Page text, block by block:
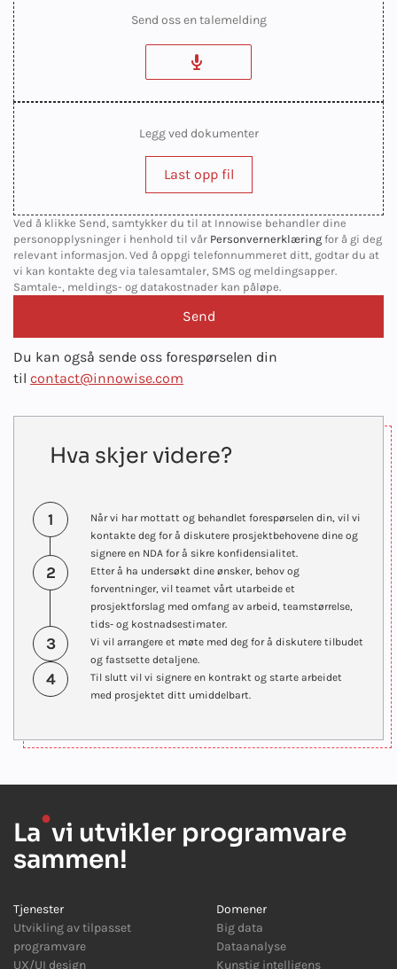
Send oss en talemelding
Legg ved dokumenter
Last opp fil
Ved å klikke Send, samtykker du til at Innowise behandler dine
personopplysninger i henhold til vår Personvernerklæring for å gi deg
relevant informasjon. Ved å oppgi telefonnummeret ditt, godtar du at
vi kan kontakte deg via talesamtaler, SMS og meldingsapper.
Samtale-, meldings- og datakostnader kan påløpe.
Du kan også sende oss forespørselen din
til contact@innowise.com
Hva skjer videre?
1
Når vi har mottatt og behandlet forespørselen din, vil vi
kontakte deg for å diskutere prosjektbehovene dine og
signere en NDA for å sikre konfidensialitet.
2
Etter å ha undersøkt dine ønsker, behov og
forventninger, vil teamet vårt utarbeide et
prosjektforslag med omfang av arbeid, teamstørrelse,
tids- og kostnadsestimater.
3
Vi vil arrangere et møte med deg for å diskutere tilbudet
og fastsette detaljene.
4
Til slutt vil vi signere en kontrakt og starte arbeidet
med prosjektet ditt umiddelbart.
La●vi utvikler programvare
sammen!
Tjenester
Utvikling av tilpasset
programvare
UX/UI design
Domener
Big data
Dataanalyse
Kunstig intelligens